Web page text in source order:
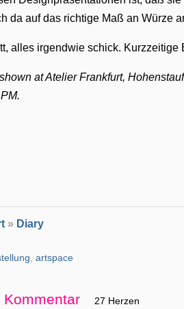
da auf das richtige Maß an Würze
alles irgendwie schick. Kurzzeitige
at Atelier Frankfurt,
» Diary
,artspace
27 Herzen